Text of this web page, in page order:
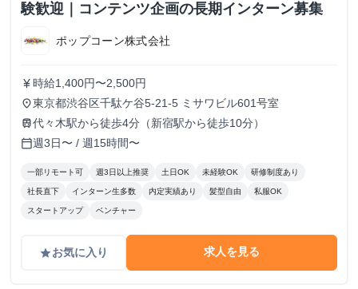
験歓迎｜コンテンツ企画の長期インターン募集
ポップコーン株式会社
currency_yen 時給1,400円〜2,500円
place東京都渋谷区千駄ケ谷5-21-5 ミサワビル601号室
train代々木駅から徒歩4分（新宿駅から徒歩10分）
calendar_today週3日〜 / 週15時間〜
一部リモート可 週3日以上推奨 土日OK 未経験OK 研修制度あり
社長直下 インターン生多数 内定実績あり 髪型自由 私服OK
スタートアップ ベンチャー
gradeお気に入り 求人を見る